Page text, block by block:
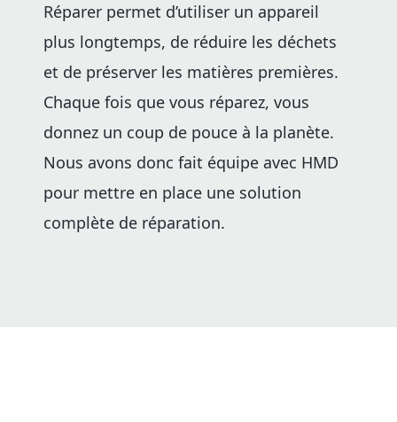
Réparer permet d’utiliser un appareil
plus longtemps, de réduire les déchets
et de préserver les matières premières.
Chaque fois que vous réparez, vous
donnez un coup de pouce à la planète.
Nous avons donc fait équipe avec HMD
pour mettre en place une solution
complète de réparation.